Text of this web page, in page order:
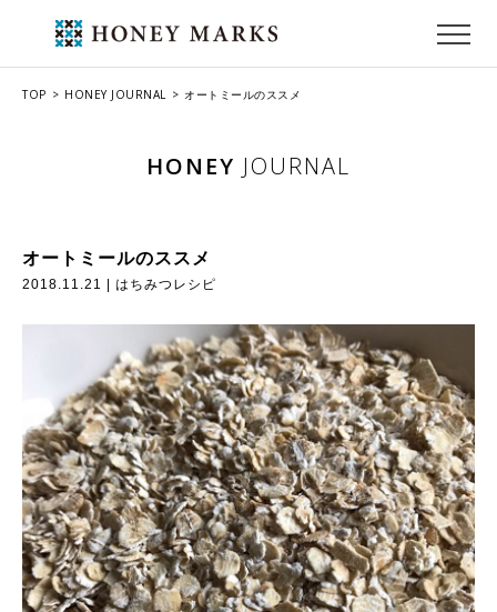
TOP HONEY JOURNAL オートミールのススメ
HONEY JOURNAL
オートミールのススメ
2018.11.21 | はちみつレシピ